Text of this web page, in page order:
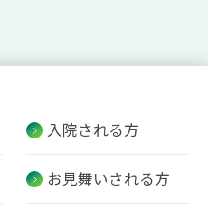
入院される方
お見舞いされる方